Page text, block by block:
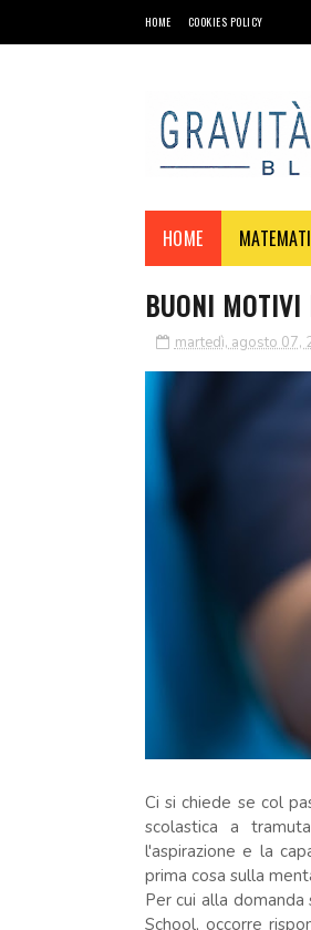
HOME COOKIES POLICY
HOME
BUONI MOTIVI
martedì, agosto 07,
Ci si chiede se col
scolastica a
l'aspirazione e la
prima cosa sulla
Per cui alla
School, occorre